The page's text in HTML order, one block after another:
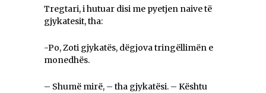
Tregtari, i hutuar disi me pyetjen naive të
gjykatesit, tha:
-Po, Zoti gjykatës, dëgjova tringëllimën e
monedhës.
– Shumë mirë, – tha gjykatësi. – Kështu